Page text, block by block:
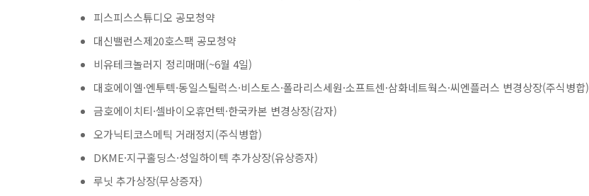
피스피스스튜디오 공모청약
대신밸런스제20호스팩 공모청약
비유테크놀러지 정리매매(~6월 4일)
대호에이엘·엔투텍·동일스틸럭스·비스토스·폴라리스세원·소프트센·삼화네트웍스·씨엔플러스 변경상장(주식병합)
금호에이치티·셀바이오휴먼텍·한국카본 변경상장(감자)
오가닉티코스메틱 거래정지(주식병합)
DKME·지구홀딩스·성일하이텍 추가상장(유상증자)
루닛 추가상장(무상증자)